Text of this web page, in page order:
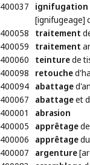
400037
ignifugation
[ignifugeage]
400058
traitement
400059
traitement
400060
teinturede
400098
retouche
400094 abattage
400067
abattageet
400001
abrasion
400005
apprêtage
400006
apprêtage
400007
argenture